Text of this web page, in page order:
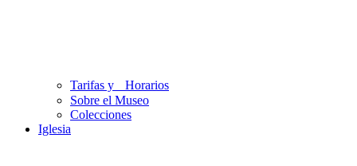
Tarifas y Horarios
Sobre el Museo
Colecciones
Iglesia